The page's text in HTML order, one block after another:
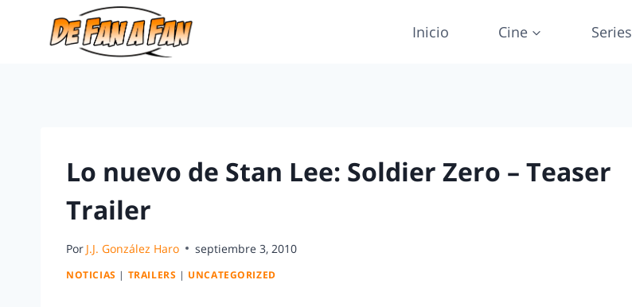
Inicio Cine Series
Lo nuevo de Stan Lee: Soldier Zero – Teaser
Trailer
Por J.J. González Haro septiembre 3, 2010
NOTICIAS | TRAILERS | UNCATEGORIZED